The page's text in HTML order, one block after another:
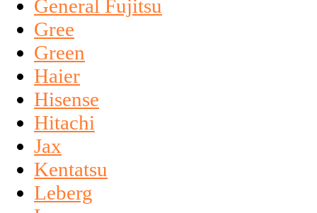
General Fujitsu
Gree
Green
Haier
Hisense
Hitachi
Jax
Kentatsu
Leberg